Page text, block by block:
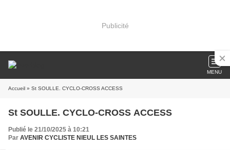
Publicité
MENU
Accueil » St SOULLE. CYCLO-CROSS ACCESS
St SOULLE. CYCLO-CROSS ACCESS
Publié le 21/10/2025 à 10:21
Par AVENIR CYCLISTE NIEUL LES SAINTES